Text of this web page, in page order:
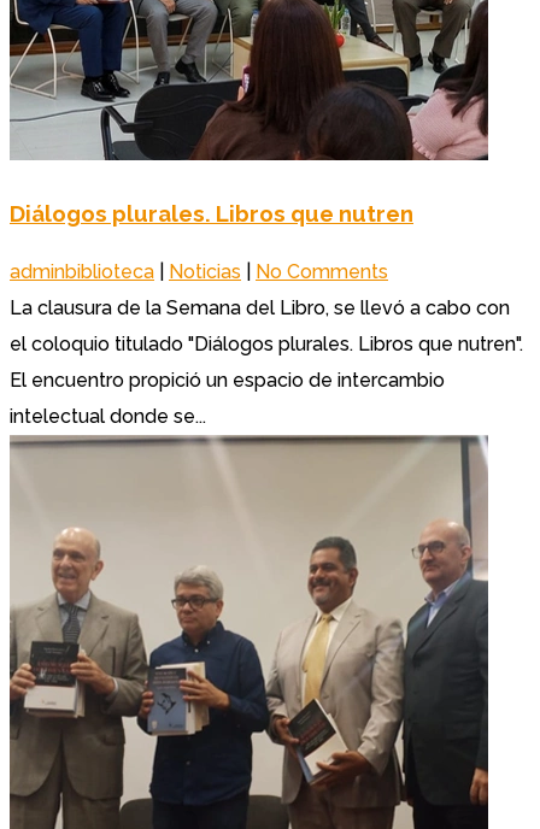
Diálogos plurales. Libros que nutren
adminbiblioteca Noticias
No Comments
La clausura de la Semana del Libro, se llevó a cabo con
el coloquio titulado "Diálogos plurales. Libros que nutren".
El encuentro propició un espacio de intercambio
intelectual donde se...